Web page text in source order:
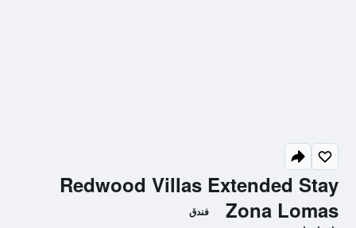
Redwood Villas Extended Stay
Zona Lomas
فندق